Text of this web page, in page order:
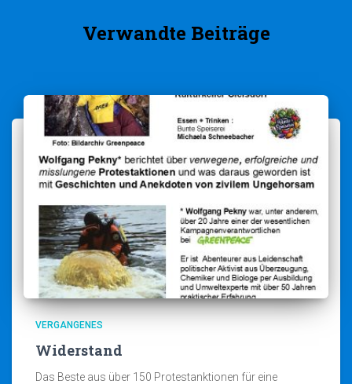
Verwandte Beiträge
VERGANGENES
Widerstand
Das Beste aus über 150 Protestanktionen für eine